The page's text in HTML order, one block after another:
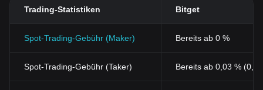
Trading-Statistiken Bitget
Spot-Trading-Gebühr (Maker) Bereits ab 0 %
Spot-Trading-Gebühr (Taker) Bereits ab 0,03 %